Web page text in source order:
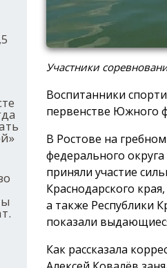
Участники
Воспитанники
первенстве Южного
В Ростове на
федерального
приняли участие
Краснодарского
а также Республики
показали
Как рассказала